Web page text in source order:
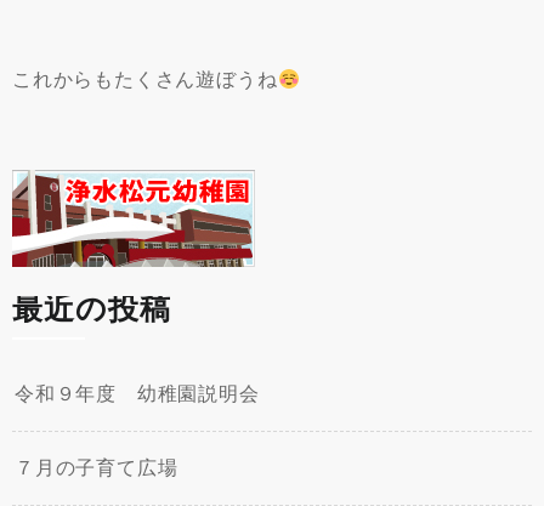
これからもたくさん遊ぼうね
最近の投稿
令和９年度 幼稚園説明会
７月の子育て広場